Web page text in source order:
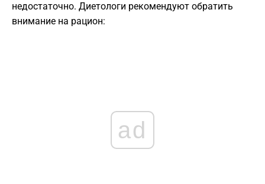
недостаточно. Диетологи рекомендуют обратить
внимание на рацион:
ad